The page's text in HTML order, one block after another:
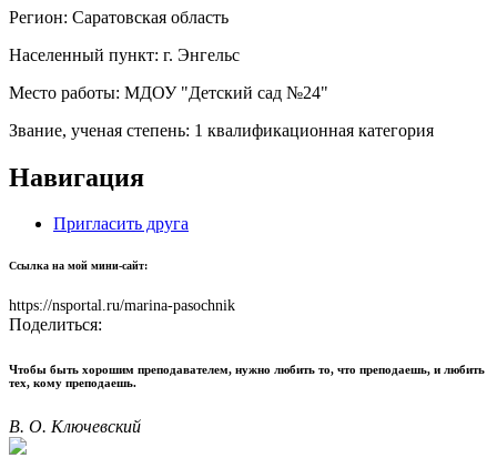
Регион: Саратовская область
Населенный пункт: г. Энгельс
Место работы: МДОУ "Детский сад №24"
Звание, ученая степень: 1 квалификационная категория
Навигация
Пригласить друга
Ссылка на мой мини-сайт:
https://nsportal.ru/marina-pasochnik
Поделиться:
Чтобы быть хорошим преподавателем, нужно любить то, что преподаешь, и любить
тех, кому преподаешь.
В. О. Ключевский